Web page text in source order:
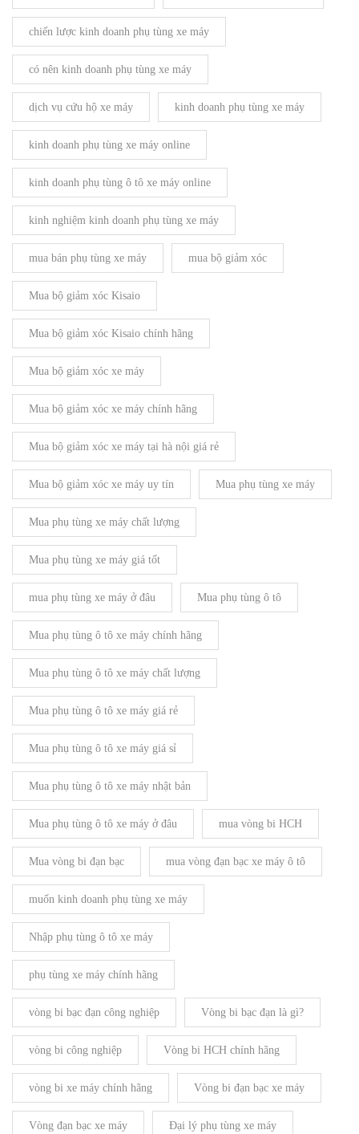
chiến lược kinh doanh phụ tùng xe máy
có nên kinh doanh phụ tùng xe máy
dịch vụ cứu hộ xe máy kinh doanh phụ tùng xe máy
kinh doanh phụ tùng xe máy online
kinh doanh phụ tùng ô tô xe máy online
kinh nghiệm kinh doanh phụ tùng xe máy
mua bán phụ tùng xe máy mua bộ giảm xóc
Mua bộ giảm xóc Kisaio
Mua bộ giảm xóc Kisaio chính hãng
Mua bộ giảm xóc xe máy
Mua bộ giảm xóc xe máy chính hãng
Mua bộ giảm xóc xe máy tại hà nội giá rẻ
Mua bộ giảm xóc xe máy uy tín Mua phụ tùng xe máy
Mua phụ tùng xe máy chất lượng
Mua phụ tùng xe máy giá tốt
mua phụ tùng xe máy ở đâu Mua phụ tùng ô tô
Mua phụ tùng ô tô xe máy chính hãng
Mua phụ tùng ô tô xe máy chất lượng
Mua phụ tùng ô tô xe máy giá rẻ
Mua phụ tùng ô tô xe máy giá sỉ
Mua phụ tùng ô tô xe máy nhật bản
Mua phụ tùng ô tô xe máy ở đâu mua vòng bi HCH
Mua vòng bi đạn bạc mua vòng đạn bạc xe máy ô tô
muốn kinh doanh phụ tùng xe máy
Nhập phụ tùng ô tô xe máy
phụ tùng xe máy chính hãng
vòng bi bạc đạn công nghiệp Vòng bi bạc đạn là gì?
vòng bi công nghiệp Vòng bi HCH chính hãng
vòng bi xe máy chính hãng Vòng bi đạn bạc xe máy
Vòng đạn bạc xe máy Đại lý phụ tùng xe máy